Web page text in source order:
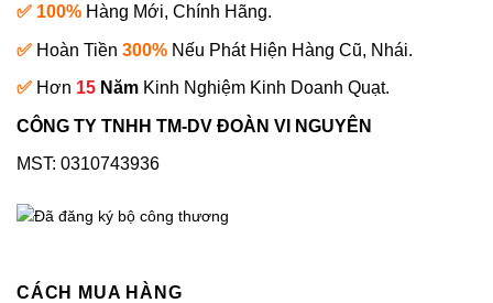
✅ 100% Hàng Mới, Chính Hãng.
✅ Hoàn Tiền 300% Nếu Phát Hiện Hàng Cũ, Nhái.
✅ Hơn 15 Năm Kinh Nghiệm Kinh Doanh Quạt.
CÔNG TY TNHH TM-DV ĐOÀN VI NGUYÊN
MST: 0310743936
CÁCH MUA HÀNG